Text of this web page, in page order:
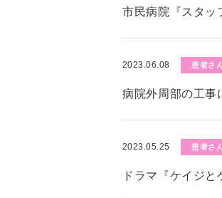
市民病院『スタッ
2023.06.08 患者さ
病院外周部の工事
2023.05.25 患者さ
ドラマ『ケイジ